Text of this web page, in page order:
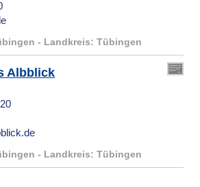
- Landkreis: Tübingen
Albblick
- Landkreis: Tübingen